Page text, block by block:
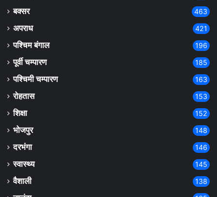
बक्सर 463
अपराध 421
पश्चिम बंगाल 196
पूर्वी चम्पारण 185
पश्चिमी चम्पारण 163
रोहतास 153
शिक्षा 152
भोजपुर 148
दरभंगा 146
स्वास्थ्य 145
वैशाली 138